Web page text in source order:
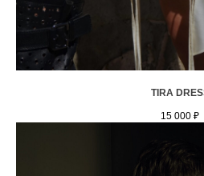
TIRA
15 000 ₽